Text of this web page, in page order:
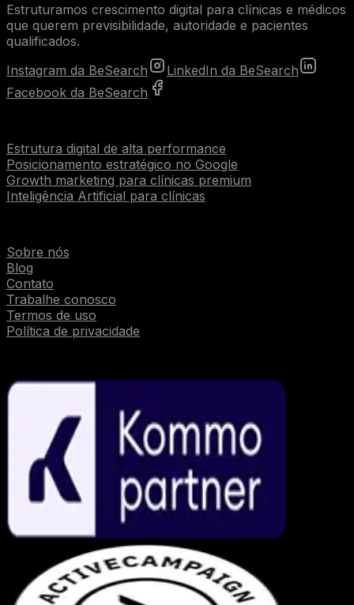
Estruturamos crescimento digital para clínicas e médicos
que querem previsibilidade, autoridade e pacientes
qualificados.
Instagram da BeSearch
LinkedIn da BeSearch
Facebook da BeSearch
Estrutura digital de alta performance
Posicionamento estratégico no Google
Growth marketing para clínicas premium
Inteligência Artificial para clínicas
Sobre nós
Blog
Contato
Trabalhe conosco
Termos de uso
Política de privacidade